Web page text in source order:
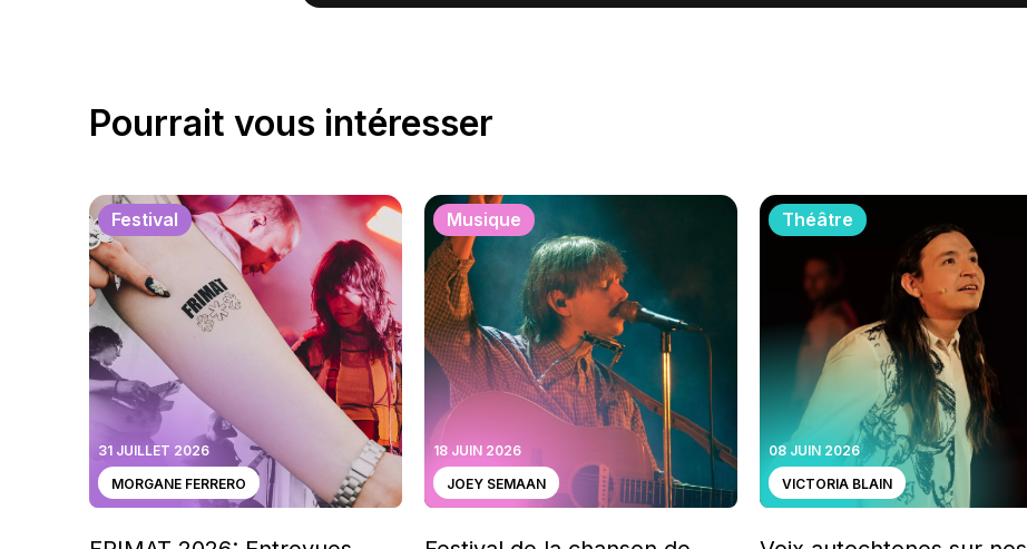
Pourrait vous intéresser
Festival
31 JUILLET 2026
MORGANE FERRERO
Musique
18 JUIN 2026
JOEY SEMAAN
Théâtre
08 JUIN 2026
VICTORIA BLAIN